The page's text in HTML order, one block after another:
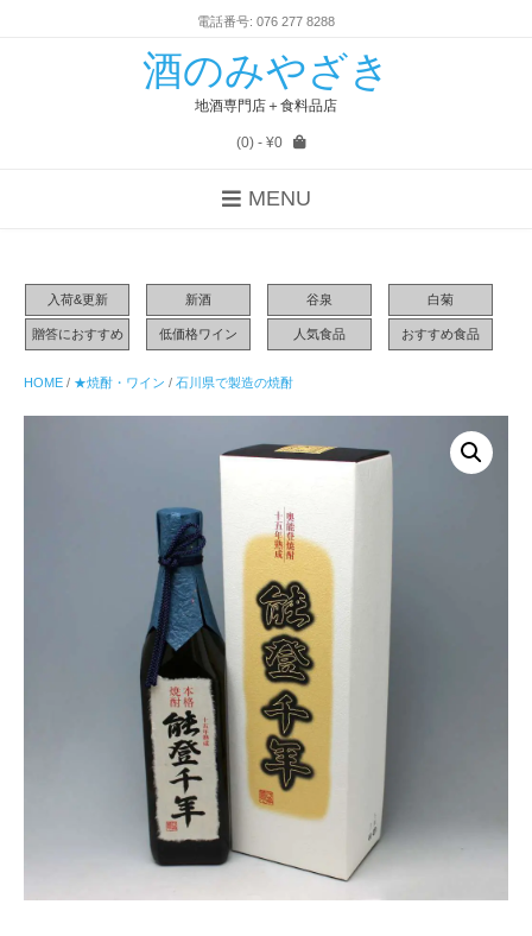
電話番号: 076 277 8288
酒のみやざき
地酒専門店＋食料品店
(0)- ¥0
MENU
入荷&更新 新酒 谷泉 白菊
贈答におすすめ 低価格ワイン 人気食品 おすすめ食品
HOME / ★焼酎・ワイン / 石川県で製造の焼酎